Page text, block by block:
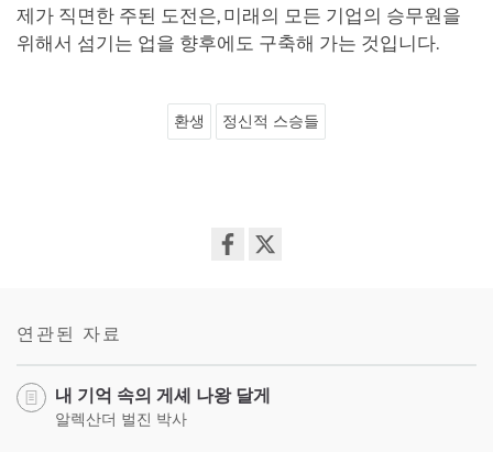
제가 직면한 주된 도전은, 미래의 모든 기업의 승무원을
위해서 섬기는 업을 향후에도 구축해 가는 것입니다.
환생 정신적 스승들
연관된 자료
내 기억 속의 게셰 나왕 달게
알렉산더 벌진 박사